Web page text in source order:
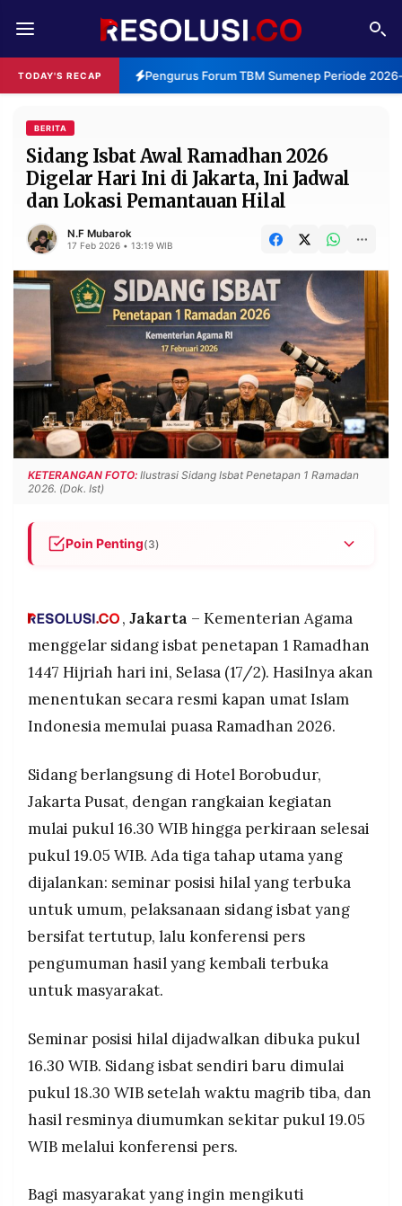
TODAY'S RECAP Pengurus Forum TBM Sumenep Periode
REDAKSI TENTANG
RESOLUSI IKLAN
RUBRIKASI
EDITORIAL AKSARA
FINANSIA PERSONA
DAERAH NASIONAL
SPORT
INFORMASI
PRIVACY
POLICY
BERITA
WARGA
INFORMASI
IKLAN
KIRIM
TULISAN
PENGADUAN
KAMI
©
RESOLUSI
PRAMUDITA
Resolusi.co
2026
PT.
RESOLUSI
MEDIA
BERITA
Sidang Isbat Awal Ramadhan 2026
Digelar Hari Ini di Jakarta, Ini Jadwal
dan Lokasi Pemantauan Hilal
N.F Mubarok
17 Feb 2026 • 13:19 WIB
KETERANGAN FOTO: Ilustrasi Sidang Isbat Penetapan 1 Ramadan
2026. (Dok. Ist)
Poin Penting(3)
(17/2) mulai pukul 16.30 WIB dengan tiga tahap:
WIB, dan konferensi pers pukul 19.05 WIB
Masyarakat bisa menyaksikan hasil sidang
secara langsung melalui kanal YouTube resmi
Kementerian Agama Pusat
sembilan titik strategis mulai dari pantai hingga
gedung bertingkat di berbagai kabupaten dan
kota
, Jakarta – Kementerian Agama
menggelar sidang isbat penetapan 1 Ramadhan
1447 Hijriah hari ini, Selasa (17/2). Hasilnya akan
menentukan secara resmi kapan umat Islam
Indonesia memulai puasa Ramadhan 2026.
Sidang berlangsung di Hotel Borobudur,
Jakarta Pusat, dengan rangkaian kegiatan
mulai pukul 16.30 WIB hingga perkiraan selesai
pukul 19.05 WIB. Ada tiga tahap utama yang
dijalankan: seminar posisi hilal yang terbuka
untuk umum, pelaksanaan sidang isbat yang
bersifat tertutup, lalu konferensi pers
pengumuman hasil yang kembali terbuka
untuk masyarakat.
Seminar posisi hilal dijadwalkan dibuka pukul
16.30 WIB. Sidang isbat sendiri baru dimulai
pukul 18.30 WIB setelah waktu magrib tiba, dan
hasil resminya diumumkan sekitar pukul 19.05
WIB melalui konferensi pers.
Bagi masyarakat yang ingin mengikuti